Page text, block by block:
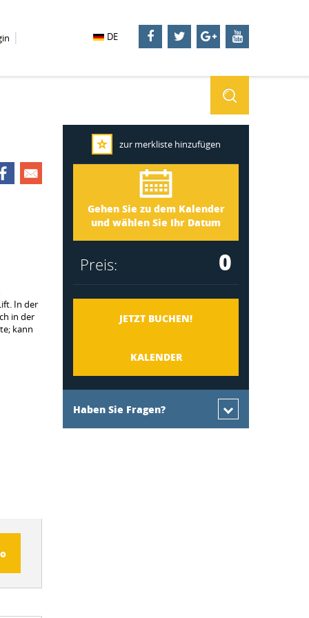
DE
In der
in der
kann
zur merkliste hinzufügen
Gehen Sie zu dem Kalender
und wählen Sie Ihr Datum
Ankunft
Abreise
Preis: 0
JETZT BUCHEN!
KALENDER
Haben Sie Fragen?